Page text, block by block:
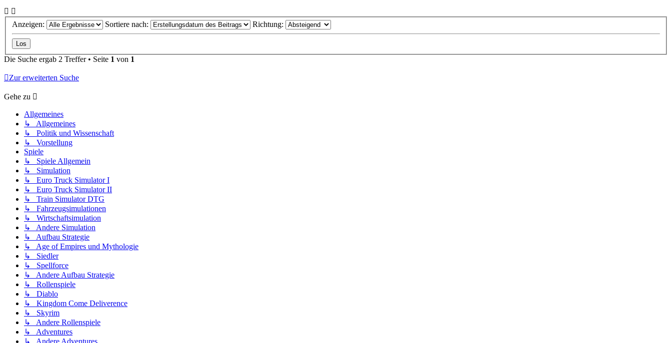
Anzeigen: Sortiere nach: Richtung:
Die Suche ergab 2 Treffer • Seite 1 von 1
Zur erweiterten Suche
Gehe zu
Allgemeines
↳ Allgemeines
↳ Politik und Wissenschaft
↳ Vorstellung
Spiele
↳ Spiele Allgemein
↳ Simulation
↳ Euro Truck Simulator I
↳ Euro Truck Simulator II
↳ Train Simulator DTG
↳ Fahrzeugsimulationen
↳ Wirtschaftsimulation
↳ Andere Simulation
↳ Aufbau Strategie
↳ Age of Empires und Mythologie
↳ Siedler
↳ Spellforce
↳ Andere Aufbau Strategie
↳ Rollenspiele
↳ Diablo
↳ Kingdom Come Deliverence
↳ Skyrim
↳ Andere Rollenspiele
↳ Adventures